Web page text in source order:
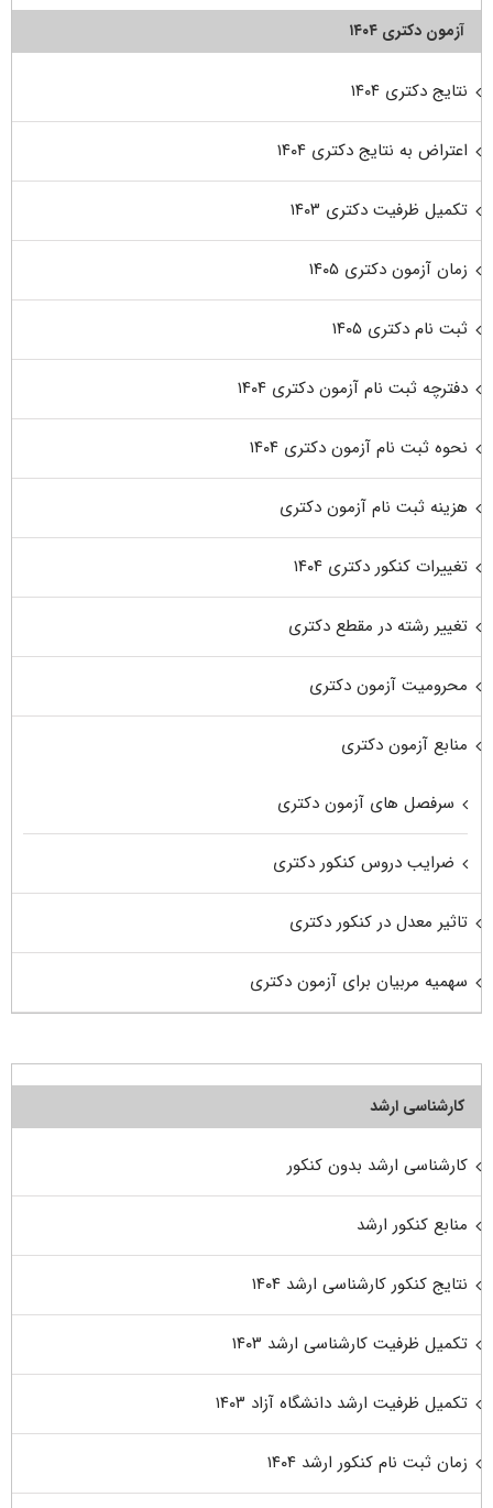
آزمون دکتری ۱۴۰۴
نتایج دکتری ۱۴۰۴
اعتراض به نتایج دکتری ۱۴۰۴
تکمیل ظرفیت دکتری ۱۴۰۳
زمان آزمون دکتری ۱۴۰۵
ثبت نام دکتری ۱۴۰۵
دفترچه ثبت نام آزمون دکتری ۱۴۰۴
نحوه ثبت نام آزمون دکتری ۱۴۰۴
هزینه ثبت نام آزمون دکتری
تغییرات کنکور دکتری ۱۴۰۴
تغییر رشته در مقطع دکتری
محرومیت آزمون دکتری
منابع آزمون دکتری
سرفصل های آزمون دکتری
ضرایب دروس کنکور دکتری
تاثیر معدل در کنکور دکتری
سهمیه مربیان برای آزمون دکتری
کارشناسی ارشد
کارشناسی ارشد بدون کنکور
منابع کنکور ارشد
نتایج کنکور کارشناسی ارشد ۱۴۰۴
تکمیل ظرفیت کارشناسی ارشد ۱۴۰۳
تکمیل ظرفیت ارشد دانشگاه آزاد ۱۴۰۳
زمان ثبت نام کنکور ارشد ۱۴۰۴